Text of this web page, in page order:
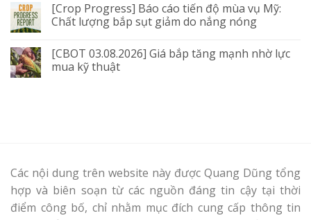
[Crop Progress] Báo cáo tiến độ mùa vụ Mỹ:
Chất lượng bắp sụt giảm do nắng nóng
[CBOT 03.08.2026] Giá bắp tăng mạnh nhờ lực
mua kỹ thuật
Các nội dung trên website này được Quang Dũng tổng
hợp và biên soạn từ các nguồn đáng tin cậy tại thời
điểm công bố, chỉ nhằm mục đích cung cấp thông tin